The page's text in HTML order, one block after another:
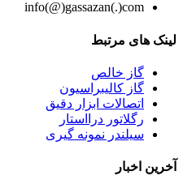
info(@)gassazan(.)com
لینک های مرتبط
گاز خالص
گاز کالیبراسیون
اتصالات ابزار دقیق
رگلاتور درااستار
سیلندر نمونه گیری
آخرین اخبار